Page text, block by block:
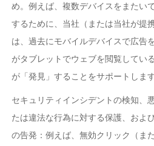
め。例えば、複数デバイスをまたい
するために、当社（または当社が提
は、過去にモバイルデバイスで広告
がタブレットでウェブを閲覧してい
が「発見」することをサポートします
セキュリティインシデントの検知、
たは違法な行為に対する保護、およ
の告発：例えば、無効クリック（ま